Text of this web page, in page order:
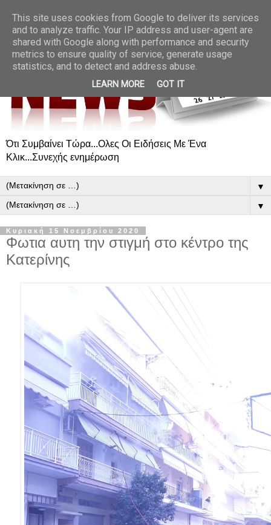
Ότι Συμβαίνει Τώρα...Ολες Οι Ειδήσεις Με Ένα
Κλικ...Συνεχής ενημέρωση
▼
▼
Κυριακή 15 Νοεμβρίου 2020
Φωτια αυτη την στιγμή στο κέντρο της
Κατερίνης
This site uses cookies from Google to deliver its services
and to analyze traffic. Your IP address and user-agent are
shared with Google along with performance and security
metrics to ensure quality of service, generate usage
statistics, and to detect and address abuse.
LEARN MORE GOT IT